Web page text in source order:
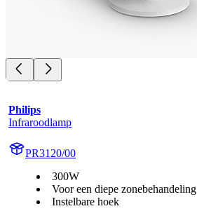
Philips
Infraroodlamp
PR3120/00
300W
Voor een diepe zonebehandeling
Instelbare hoek